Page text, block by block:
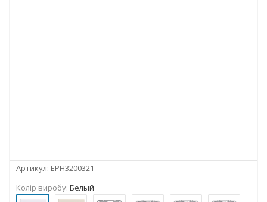
Артикул: EPH3200321
Колір виробу: Белый